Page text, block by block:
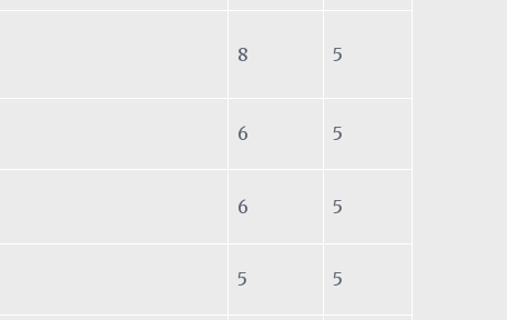
8 5
6 5
6 5
5 5